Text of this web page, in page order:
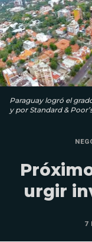
Paraguay logró el
y por Standard &
urgir
7